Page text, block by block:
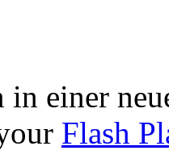
einer
Flash